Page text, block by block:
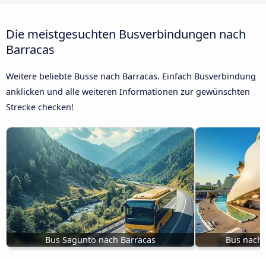
Die meistgesuchten Busverbindungen nach
Barracas
Weitere beliebte Busse nach Barracas. Einfach Busverbindung
anklicken und alle weiteren Informationen zur gewünschten
Strecke checken!
Bus Sagunto nach Barracas Bus nach